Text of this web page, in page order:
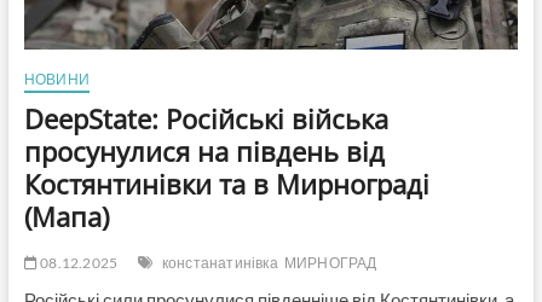
НОВИНИ
DeepState: Російські війська
просунулися на південь від
Костянтинівки та в Мирнограді
(Мапа)
08.12.2025 констанатинівка МИРНОГРАД